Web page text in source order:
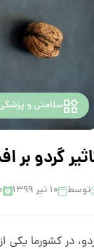
سلامتی و
گردو بر
توسط ۱۰ تیر ۱۳۹۹ 10
در کشورما یکی